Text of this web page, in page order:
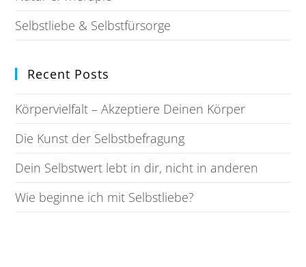
Selbstliebe & Selbstfürsorge
Recent Posts
Körpervielfalt – Akzeptiere Deinen Körper
Die Kunst der Selbstbefragung
Dein Selbstwert lebt in dir, nicht in anderen
Wie beginne ich mit Selbstliebe?